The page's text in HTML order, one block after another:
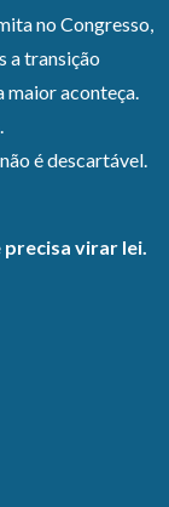
no Congresso,
a transição
aconteça.
é descartável.
virar lei.